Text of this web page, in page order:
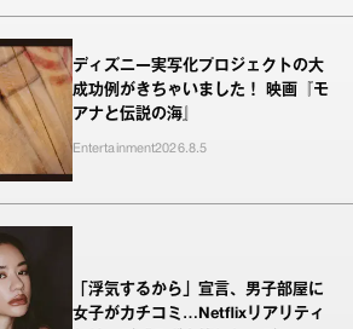
ディズニー実写化プロジェクトの大
成功例がきちゃいました！ 映画『モ
アナと伝説の海』
Entertainment2026.8.5
「浮気するから」宣言、男子部屋に
女子がカチコミ…Netflixリアリティ